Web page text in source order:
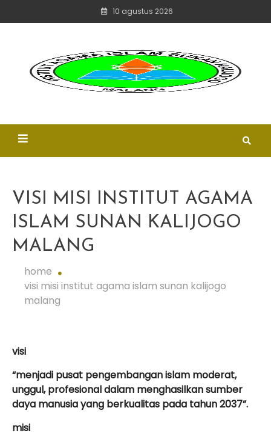
to
10 agustus 2026
VISI MISI INSTITUT AGAMA
ISLAM SUNAN KALIJOGO
MALANG
home
visi misi institut agama islam sunan kalijogo
malang
visi
“menjadi pusat pengembangan islam moderat,
unggul, profesional dalam menghasilkan sumber
daya manusia yang berkualitas pada tahun 2037”.
misi